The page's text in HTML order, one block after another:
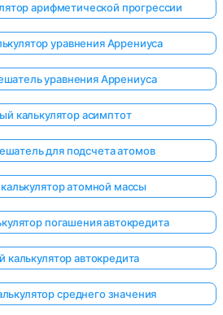
арифметической прогрессии
уравнения Аррениуса
уравнения Аррениуса
калькулятор асимптот
для подсчета атомов
атомной массы
погашения автокредита
калькулятор автокредита
среднего значения